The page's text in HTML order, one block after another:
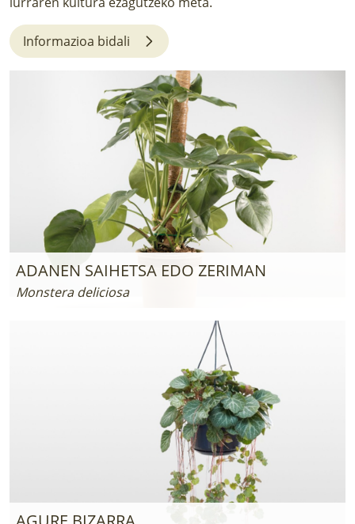
LURRAREN AGENDA
AZOKA
Informazioa bidali
ADANEN SAIHETSA EDO ZERIMAN
Monstera deliciosa